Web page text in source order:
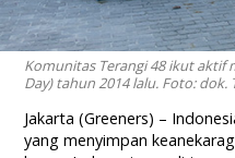
Komunitas Terangi 48 ikut aktif
Day) tahun 2014 lalu. Foto: dok.
Jakarta (Greeners) –
yang menyimpan